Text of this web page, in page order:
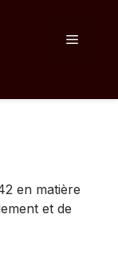
Menu
en matière
et de